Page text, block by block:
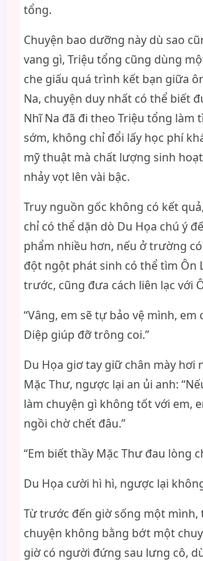
tổng.
Chuyện bao dưỡng này dù sao
vang gì, Triệu tổng cũng dùng
che giấu quá trình kết bạn giữa
Na, chuyện duy nhất có thể biết
Nhĩ Na đã đi theo Triệu tổng làm
sớm, không chỉ đổi lấy học phí
mỹ thuật mà chất lượng sinh
nhảy vọt lên vài bậc.
Truy nguồn gốc không có kết
chỉ có thể dặn dò Du Họa chú ý
phẩm nhiều hơn, nếu ở trường
đột ngột phát sinh có thể tìm Ôn
trước, cũng đưa cách liên lạc với
“Vâng, em sẽ tự bảo vệ mình, em
Diệp giúp đỡ trông coi.”
Du Họa giơ tay giữ chân mày hơi
Mặc Thư, ngược lại an ủi anh:
làm chuyện gì không tốt với em,
ngồi chờ chết đâu.”
“Em biết thầy Mặc Thư đau lòng
Du Họa cười hì hì, ngược lại
Từ trước đến giờ sống một mình,
chuyện không bằng bớt một
giờ có người đứng sau lưng cô,